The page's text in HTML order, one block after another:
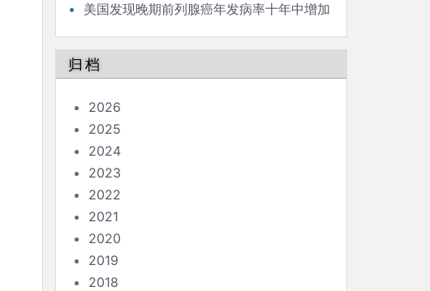
美国发现晚期前列腺癌年发病率十年中增加
归档
2026
2025
2024
2023
2022
2021
2020
2019
2018